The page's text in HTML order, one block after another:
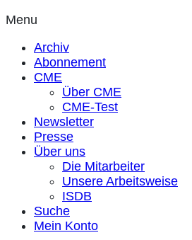
Menu
Archiv
Abonnement
CME
Über CME
CME-Test
Newsletter
Presse
Über uns
Die Mitarbeiter
Unsere Arbeitsweise
ISDB
Suche
Mein Konto